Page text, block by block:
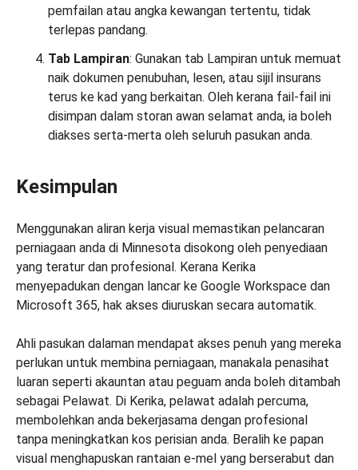
pemfailan atau angka kewangan tertentu, tidak
terlepas pandang.
Tab Lampiran: Gunakan tab Lampiran untuk memuat
naik dokumen penubuhan, lesen, atau sijil insurans
terus ke kad yang berkaitan. Oleh kerana fail-fail ini
disimpan dalam storan awan selamat anda, ia boleh
diakses serta-merta oleh seluruh pasukan anda.
Kesimpulan
Menggunakan aliran kerja visual memastikan pelancaran
perniagaan anda di Minnesota disokong oleh penyediaan
yang teratur dan profesional. Kerana Kerika
menyepadukan dengan lancar ke Google Workspace dan
Microsoft 365, hak akses diuruskan secara automatik.
Ahli pasukan dalaman mendapat akses penuh yang mereka
perlukan untuk membina perniagaan, manakala penasihat
luaran seperti akauntan atau peguam anda boleh ditambah
sebagai Pelawat. Di Kerika, pelawat adalah percuma,
membolehkan anda bekerjasama dengan profesional
tanpa meningkatkan kos perisian anda. Beralih ke papan
visual menghapuskan rantaian e-mel yang berserabut dan